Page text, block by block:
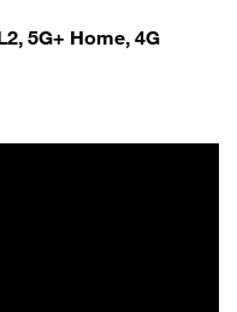
5G+ Home, 4G